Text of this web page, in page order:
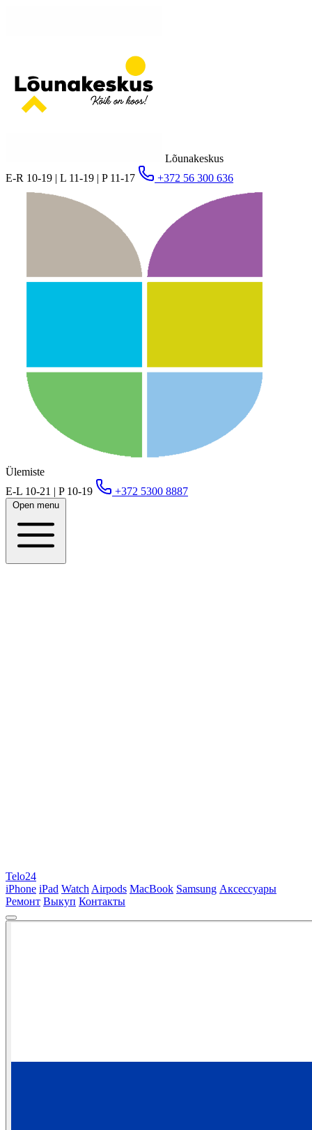
Lõunakeskus
E-R 10-19 | L 11-19 | P 11-17
+372 56 300 636
Ülemiste
E-L 10-21 | P 10-19
+372 5300 8887
Open menu
Telo24
iPhone iPad Watch Airpods MacBook Samsung Аксессуары
Ремонт Выкуп Контакты